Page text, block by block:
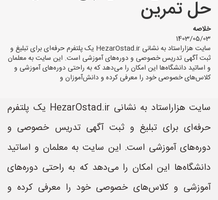
حل تمرین
خلاصه
1403/05/03
سایت هزاراستاد به نشانی HezarOstad.ir یک پلتفرم حرفه‌ای برای تبلیغ و
ثبت آگهی تدریس خصوصی و دوره‌های آموزشی است. این سایت به معلمان
و اساتید دانشگاه‌ها این امکان را می‌دهد که به راحتی دوره‌های آموزشی و
کلاس‌های خصوصی خود را معرفی کرده و دانش‌آموزان و
سایت هزاراستاد به نشانی HezarOstad.ir یک پلتفرم
حرفه‌ای برای تبلیغ و ثبت آگهی تدریس خصوصی و
دوره‌های آموزشی است. این سایت به معلمان و اساتید
دانشگاه‌ها این امکان را می‌دهد که به راحتی دوره‌های
آموزشی و کلاس‌های خصوصی خود را معرفی کرده و